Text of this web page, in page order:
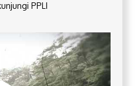
PPLI